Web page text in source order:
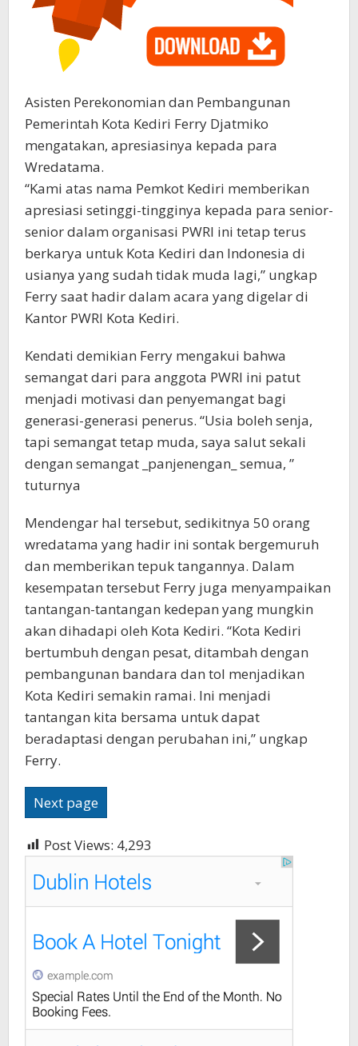
Asisten Perekonomian dan Pembangunan
Pemerintah Kota Kediri Ferry Djatmiko
mengatakan, apresiasinya kepada para
Wredatama.
“Kami atas nama Pemkot Kediri memberikan
apresiasi setinggi-tingginya kepada para senior-
senior dalam organisasi PWRI ini tetap terus
berkarya untuk Kota Kediri dan Indonesia di
usianya yang sudah tidak muda lagi,” ungkap
Ferry saat hadir dalam acara yang digelar di
Kantor PWRI Kota Kediri.
Kendati demikian Ferry mengakui bahwa
semangat dari para anggota PWRI ini patut
menjadi motivasi dan penyemangat bagi
generasi-generasi penerus. “Usia boleh senja,
tapi semangat tetap muda, saya salut sekali
dengan semangat _panjenengan_ semua, ”
tuturnya
Mendengar hal tersebut, sedikitnya 50 orang
wredatama yang hadir ini sontak bergemuruh
dan memberikan tepuk tangannya. Dalam
kesempatan tersebut Ferry juga menyampaikan
tantangan-tantangan kedepan yang mungkin
akan dihadapi oleh Kota Kediri. “Kota Kediri
bertumbuh dengan pesat, ditambah dengan
pembangunan bandara dan tol menjadikan
Kota Kediri semakin ramai. Ini menjadi
tantangan kita bersama untuk dapat
beradaptasi dengan perubahan ini,” ungkap
Ferry.
Next page
Post Views: 4,293